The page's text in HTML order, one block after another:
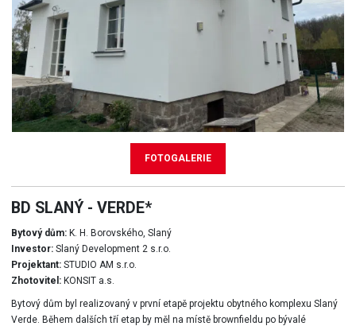
FOTOGALERIE
BD SLANÝ - VERDE*
Bytový dům:K. H. Borovského, Slaný
Investor:Slaný Development 2 s.r.o.
Projektant:STUDIO AM s.r.o.
Zhotovitel:KONSIT a.s.
Bytový dům byl realizovaný v první etapě projektu obytného komplexu Slaný
Verde. Během dalších tří etap by měl na místě brownfieldu po bývalé